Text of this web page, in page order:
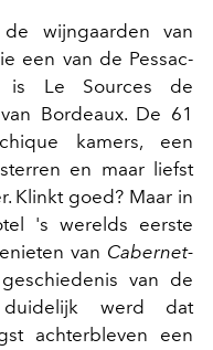
wijngaarden van
een van de Pessac-
is Le Sources de
Bordeaux. De 61
kamers, een
en maar liefst
Klinkt goed? Maar in
's werelds eerste
van Cabernet-
van de
werd dat
achterbleven een